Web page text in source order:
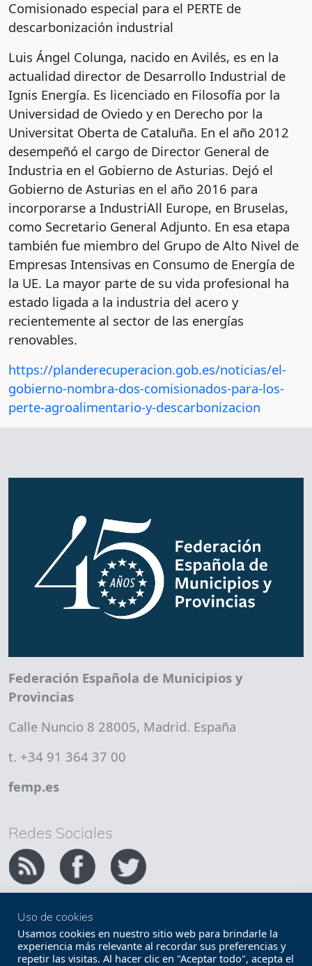
Comisionado especial para el PERTE de
descarbonización industrial
Luis Ángel Colunga, nacido en Avilés, es en la
actualidad director de Desarrollo Industrial de
Ignis Energía. Es licenciado en Filosofía por la
Universidad de Oviedo y en Derecho por la
Universitat Oberta de Cataluña. En el año 2012
desempeñó el cargo de Director General de
Industria en el Gobierno de Asturias. Dejó el
Gobierno de Asturias en el año 2016 para
incorporarse a IndustriAll Europe, en Bruselas,
como Secretario General Adjunto. En esa etapa
también fue miembro del Grupo de Alto Nivel de
Empresas Intensivas en Consumo de Energía de
la UE. La mayor parte de su vida profesional ha
estado ligada a la industria del acero y
recientemente al sector de las energías
renovables.
https://planderecuperacion.gob.es/noticias/el-
gobierno-nombra-dos-comisionados-para-los-
perte-agroalimentario-y-descarbonizacion
Federación Española de Municipios y
Provincias
Calle Nuncio 8 28005, Madrid. España
t. +34 91 364 37 00
femp.es
Redes Sociales
Copyright FEMP
Accesibilidad
Uso de cookies
Usamos cookies en nuestro sitio web para brindarle la
experiencia más relevante al recordar sus preferencias y
repetir las visitas. Al hacer clic en "Aceptar todo", acepta el